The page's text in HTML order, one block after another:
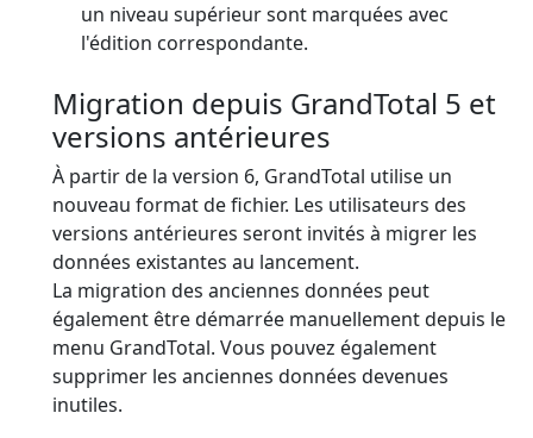
un niveau supérieur sont marquées avec
l'édition correspondante.
Migration depuis GrandTotal 5 et
versions antérieures
À partir de la version 6, GrandTotal utilise un
nouveau format de fichier. Les utilisateurs des
versions antérieures seront invités à migrer les
données existantes au lancement.
La migration des anciennes données peut
également être démarrée manuellement depuis le
menu GrandTotal. Vous pouvez également
supprimer les anciennes données devenues
inutiles.